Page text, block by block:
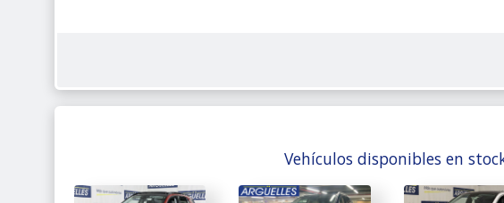
Vehículos disponibles en